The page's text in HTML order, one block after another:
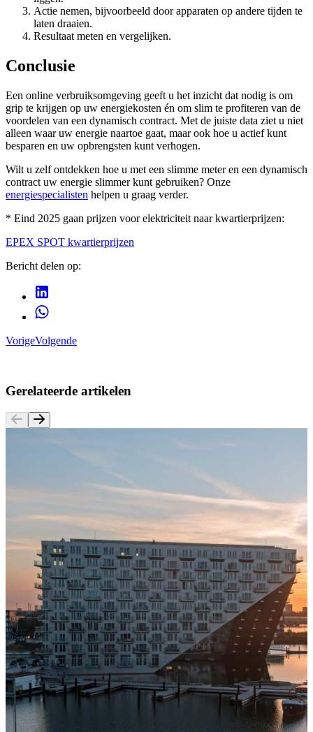
Actie nemen, bijvoorbeeld door apparaten op andere tijden te
laten draaien.
Resultaat meten en vergelijken.
Conclusie
Een online verbruiksomgeving geeft u het inzicht dat nodig is om
grip te krijgen op uw energiekosten én om slim te profiteren van de
voordelen van een dynamisch contract. Met de juiste data ziet u niet
alleen waar uw energie naartoe gaat, maar ook hoe u actief kunt
besparen en uw opbrengsten kunt verhogen.
Wilt u zelf ontdekken hoe u met een slimme meter en een dynamisch
contract uw energie slimmer kunt gebruiken? Onze
energiespecialisten helpen u graag verder.
* Eind 2025 gaan prijzen voor elektriciteit naar kwartierprijzen:
EPEX SPOT kwartierprijzen
Bericht delen op:
VorigeVolgende
Gerelateerde artikelen